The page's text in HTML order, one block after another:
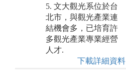
5. 文大觀光系位於台
北市，與觀光產業連
結機會多，已培育許
多觀光產業專業經營
人才.
下載詳細資料